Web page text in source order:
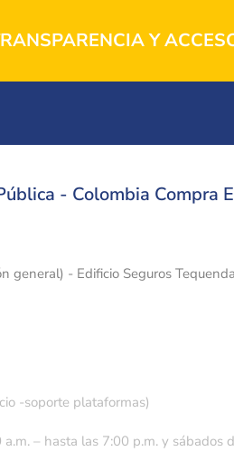
Y
- Colombia Compra
general) - Edificio Seguros
-soporte plataformas)
– hasta las 7:00 p.m. y sábados